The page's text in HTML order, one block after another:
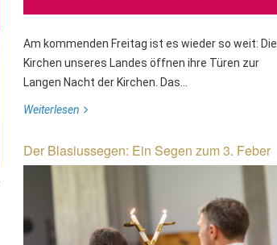
Am kommenden Freitag ist es wieder so weit: Die
Kirchen unseres Landes öffnen ihre Türen zur
Langen Nacht der Kirchen. Das...
Weiterlesen
Der Blasiussegen: Ein Segen zum 3. Feber